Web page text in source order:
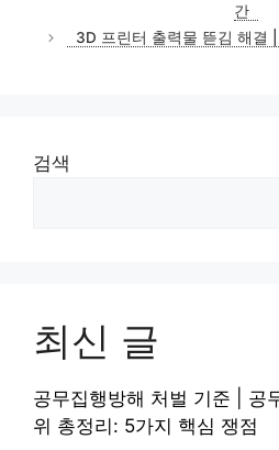
리
간
3D 프린터 출력물 뜯김 해결
검색
최신 글
공무집행방해 처벌 기준 | 공
위 총정리: 5가지 핵심 쟁점